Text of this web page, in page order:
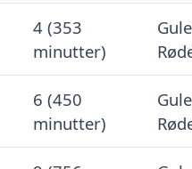
4 (353
minutter)
6 (450
minutter)